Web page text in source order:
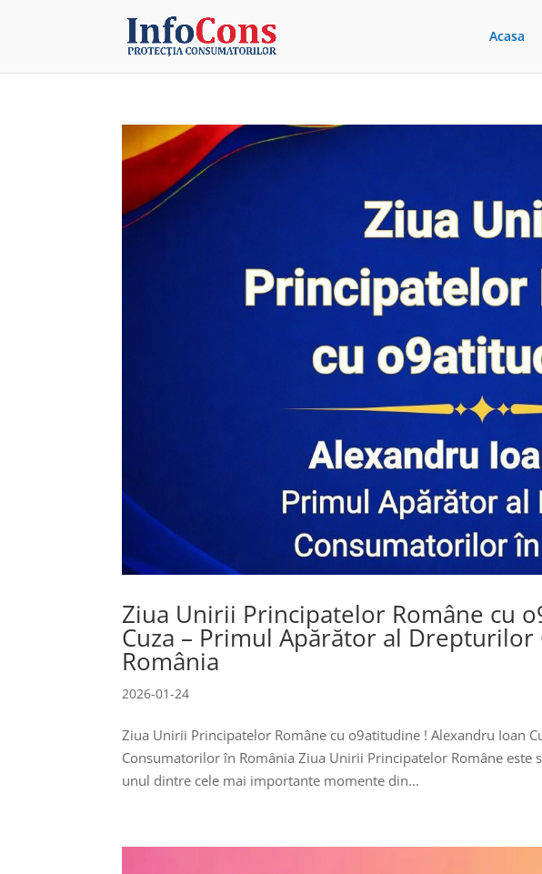
Acasa
Ziua Unirii Principatelor Române cu
Cuza – Primul Apărător al
România
2026-01-24
Ziua Unirii Principatelor Române cu o9atitudine ! Alexandru Ioan
Consumatorilor în România Ziua Unirii Principatelor Române este
unul dintre cele mai importante momente din...